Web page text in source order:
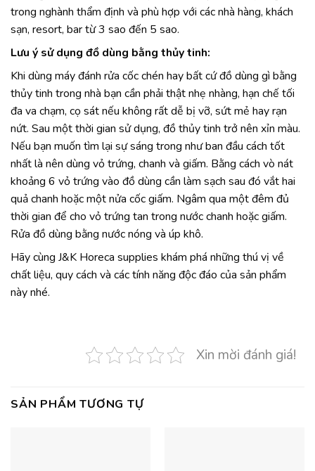
trong nghành thẩm định và phù hợp với các nhà hàng, khách
sạn, resort, bar từ 3 sao đến 5 sao.
Lưu ý sử dụng đồ dùng bằng thủy tinh:
Khi dùng máy đánh rửa cốc chén hay bất cứ đồ dùng gì bằng
thủy tinh trong nhà bạn cần phải thật nhẹ nhàng, hạn chế tối
đa va chạm, cọ sát nếu không rất dễ bị vỡ, sứt mẻ hay rạn
nứt. Sau một thời gian sử dụng, đồ thủy tinh trở nên xỉn màu.
Nếu bạn muốn tìm lại sự sáng trong như ban đầu cách tốt
nhất là nên dùng vỏ trứng, chanh và giấm. Bằng cách vò nát
khoảng 6 vỏ trứng vào đồ dùng cần làm sạch sau đó vắt hai
quả chanh hoặc một nửa cốc giấm. Ngâm qua một đêm đủ
thời gian để cho vỏ trứng tan trong nước chanh hoặc giấm.
Rửa đồ dùng bằng nước nóng và úp khô.
Hãy cùng J&K Horeca supplies khám phá những thú vị về
chất liệu, quy cách và các tính năng độc đáo của sản phẩm
này nhé.
Xin mời đánh giá!
SẢN PHẨM TƯƠNG TỰ